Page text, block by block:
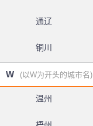
通辽
铜川
W (以W为开头的城市名)
温州